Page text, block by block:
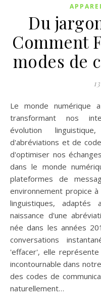
Du
Comment
modes de
Le monde numérique a façonné un nouveau langage,
transformant nos
évolution
d'abréviations et de
d'optimiser nos
dans le monde
plateformes de
environnement propice
linguistiques,
naissance d'une
née dans les années
conversations
'effacer', elle
incontournable dans
des codes de
naturellement…